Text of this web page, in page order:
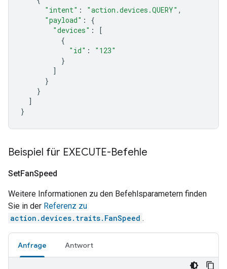
"intent" : "action.devices.QUERY" ,
"payload" :
{
"devices" :
[
{
"id" :
"123"
}
]
}
}
]
}
Beispiel für EXECUTE-Befehle
SetFanSpeed
Weitere Informationen zu den Befehlsparametern finden
Sie in der Referenz zu
action.devices.traits.FanSpeed .
Anfrage Antwort